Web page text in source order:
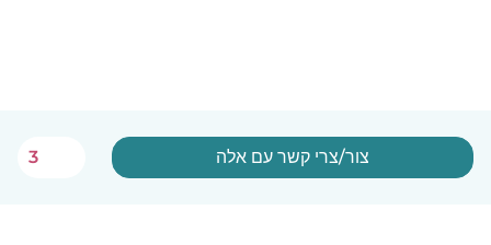
צור/צרי קשר עם אלה 3